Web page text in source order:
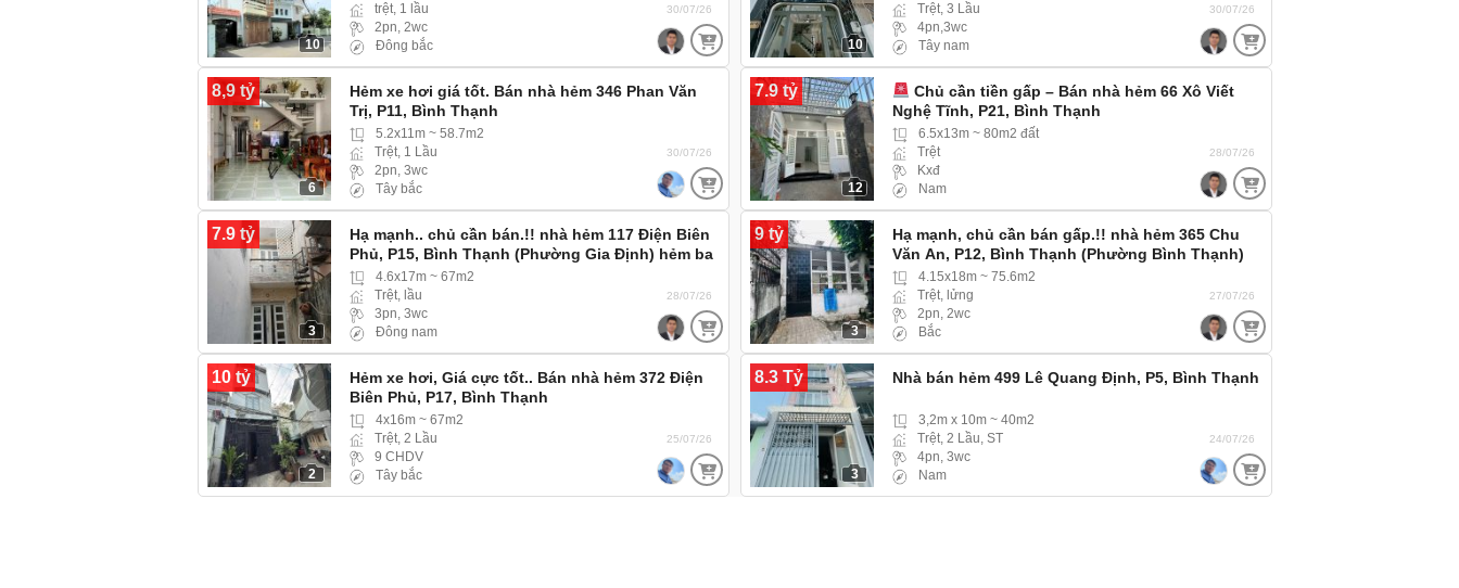
10
trệt, 1 lầu
2pn, 2wc
Đông bắc
30/07/26
10
Trệt, 3 Lầu
4pn,3wc
Tây nam
30/07/26
8,9 tỷ
6
Hẻm xe hơi giá tốt. Bán nhà hẻm 346 Phan Văn
Trị, P11, Bình Thạnh
5.2x11m ~ 58.7m2
Trệt, 1 Lầu
2pn, 3wc
Tây bắc
30/07/26
7.9 tỷ
12
Chủ cần tiền gấp – Bán nhà hẻm 66 Xô Viết
Nghệ Tĩnh, P21, Bình Thạnh
6.5x13m ~ 80m2 đất
Trệt
Kxđ
Nam
28/07/26
7.9 tỷ
3
Hạ mạnh.. chủ cần bán.!! nhà hẻm 117 Điện Biên
Phủ, P15, Bình Thạnh (Phường Gia Định) hẻm ba
gác4.6x17m ~ 67m2
Trệt, lầu
3pn, 3wc
Đông nam
28/07/26
9 tỷ
3
Hạ mạnh, chủ cần bán gấp.!! nhà hẻm 365 Chu
Văn An, P12, Bình Thạnh (Phường Bình Thạnh)
hẻm 3m ba gác ra vào thoải mái
4.15x18m ~ 75.6m2
Trệt, lửng
2pn, 2wc
Bắc
27/07/26
10 tỷ
2
Hẻm xe hơi, Giá cực tốt.. Bán nhà hẻm 372 Điện
Biên Phủ, P17, Bình Thạnh
4x16m ~ 67m2
Trệt, 2 Lầu
9 CHDV
Tây bắc
25/07/26
8.3 Tỷ
3
Nhà bán hẻm 499 Lê Quang Định, P5, Bình Thạnh
3,2m x 10m ~ 40m2
Trệt, 2 Lầu, ST
4pn, 3wc
Nam
24/07/26